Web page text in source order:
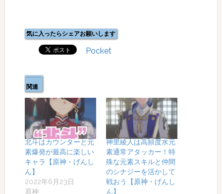
気に入ったらシェアお願いします
Pocket
関連
北斗はカウンターと元
素爆発が最高に楽しい
キャラ【原神・げんし
ん】
2022年6月23日
原神
神里綾人は高頻度水元
素通常アタッカー！特
殊な元素スキルと仲間
のシナジーを活かして
戦おう【原神・げんし
ん】